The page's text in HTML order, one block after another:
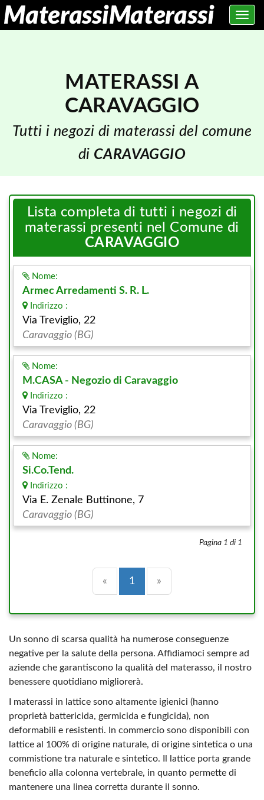
Toggle
MATERASSI A
CARAVAGGIO
Tutti i negozi di materassi del comune
di CARAVAGGIO
Lista completa di tutti i negozi di
materassi presenti nel Comune di
CARAVAGGIO
Nome:
Armec Arredamenti S. R. L.
Indirizzo :
Via Treviglio, 22
Caravaggio (BG)
Nome:
M.CASA - Negozio di Caravaggio
Indirizzo :
Via Treviglio, 22
Caravaggio (BG)
Nome:
Si.Co.Tend.
Indirizzo :
Via E. Zenale Buttinone, 7
Caravaggio (BG)
Pagina 1 di 1
« Precedente
1 (current)
»
Un sonno di scarsa qualità ha numerose conseguenze
negative per la salute della persona. Affidiamoci sempre ad
aziende che garantiscono la qualità del materasso, il nostro
benessere quotidiano migliorerà.
I materassi in lattice sono altamente igienici (hanno
proprietà battericida, germicida e fungicida), non
deformabili e resistenti. In commercio sono disponibili con
lattice al 100% di origine naturale, di origine sintetica o una
commistione tra naturale e sintetico. Il lattice porta grande
beneficio alla colonna vertebrale, in quanto permette di
mantenere una linea corretta durante il sonno.